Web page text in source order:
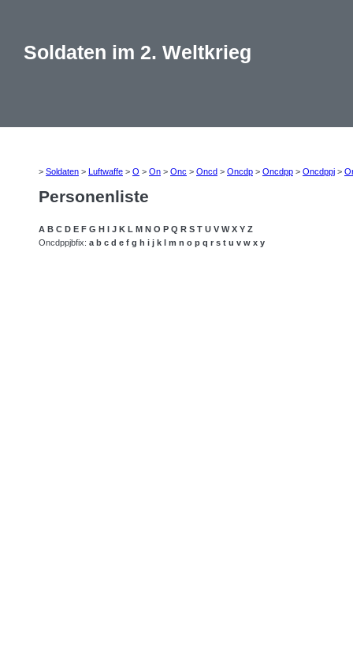
Soldaten im 2. Weltkrieg
> Soldaten > Luftwaffe > O > On > Onc > Oncd > Oncdp > Oncdpp > Oncdppj >
Personenliste
A B C D E F G H I J K L M N O P Q R S T U V W X Y Z
Oncdppjbfix: a b c d e f g h i j k l m n o p q r s t u v w x y